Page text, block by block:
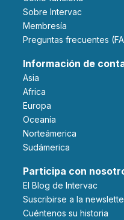
Sobre Intervac
Membresía
Preguntas frecuentes
Información de
Asia
Africa
Europa
Oceanía
Norteámerica
Sudámerica
Participa con
El Blog de Intervac
Suscribirse a la
Cuéntenos su historia